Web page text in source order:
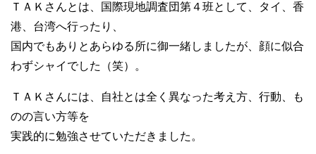
ＴＡＫさんとは、国際現地調査団第４班として、タイ、香
港、台湾へ行ったり、
国内でもありとあらゆる所に御一緒しましたが、顔に似合
わずシャイでした（笑）。
ＴＡＫさんには、自社とは全く異なった考え方、行動、も
のの言い方等を
実践的に勉強させていただきました。